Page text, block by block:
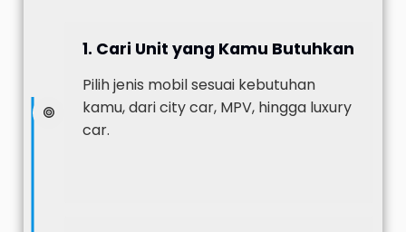
1. Cari Unit yang Kamu Butuhkan
Pilih jenis mobil sesuai kebutuhan
kamu, dari city car, MPV, hingga luxury
car.